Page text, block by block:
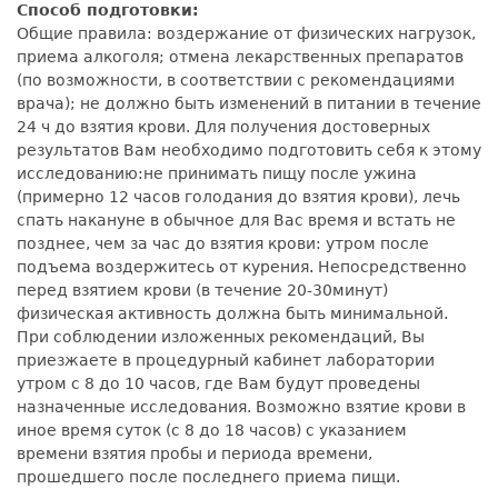
Способ подготовки:
Общие правила: воздержание от физических нагрузок,
приема алкоголя; отмена лекарственных препаратов
(по возможности, в соответствии с рекомендациями
врача); не должно быть изменений в питании в течение
24 ч до взятия крови. Для получения достоверных
результатов Вам необходимо подготовить себя к этому
исследованию:не принимать пищу после ужина
(примерно 12 часов голодания до взятия крови), лечь
спать накануне в обычное для Вас время и встать не
позднее, чем за час до взятия крови: утром после
подъема воздержитесь от курения. Непосредственно
перед взятием крови (в течение 20-30минут)
физическая активность должна быть минимальной.
При соблюдении изложенных рекомендаций, Вы
приезжаете в процедурный кабинет лаборатории
утром с 8 до 10 часов, где Вам будут проведены
назначенные исследования. Возможно взятие крови в
иное время суток (с 8 до 18 часов) с указанием
времени взятия пробы и периода времени,
прошедшего после последнего приема пищи.